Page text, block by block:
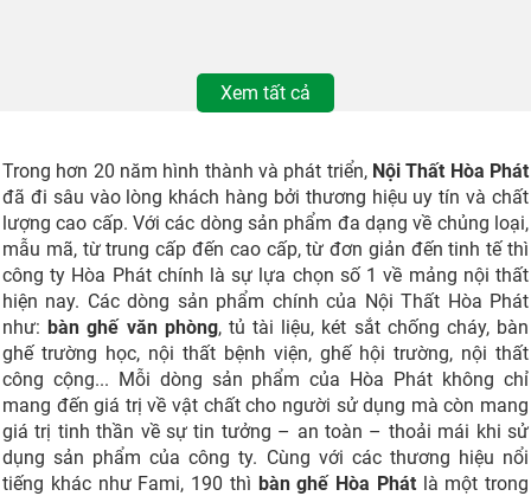
Xem tất cả
Trong hơn 20 năm hình thành và phát triển, Nội Thất Hòa Phát
đã đi sâu vào lòng khách hàng bởi thương hiệu uy tín và chất
lượng cao cấp. Với các dòng sản phẩm đa dạng về chủng loại,
mẫu mã, từ trung cấp đến cao cấp, từ đơn giản đến tinh tế thì
công ty Hòa Phát chính là sự lựa chọn số 1 về mảng nội thất
hiện nay. Các dòng sản phẩm chính của Nội Thất Hòa Phát
như:bàn ghế văn phòng, tủ tài liệu, két sắt chống cháy, bàn
ghế trường học, nội thất bệnh viện, ghế hội trường, nội thất
công cộng... Mỗi dòng sản phẩm của Hòa Phát không chỉ
mang đến giá trị về vật chất cho người sử dụng mà còn mang
giá trị tinh thần về sự tin tưởng – an toàn – thoải mái khi sử
dụng sản phẩm của công ty. Cùng với các thương hiệu nổi
tiếng khác như Fami, 190 thì bàn ghế Hòa Phátlà một trong